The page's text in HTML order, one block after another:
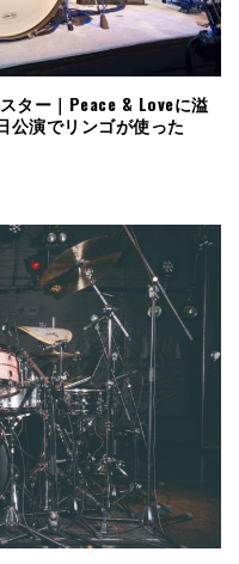
ター｜Peace & Loveに溢
公演でリンゴが使った